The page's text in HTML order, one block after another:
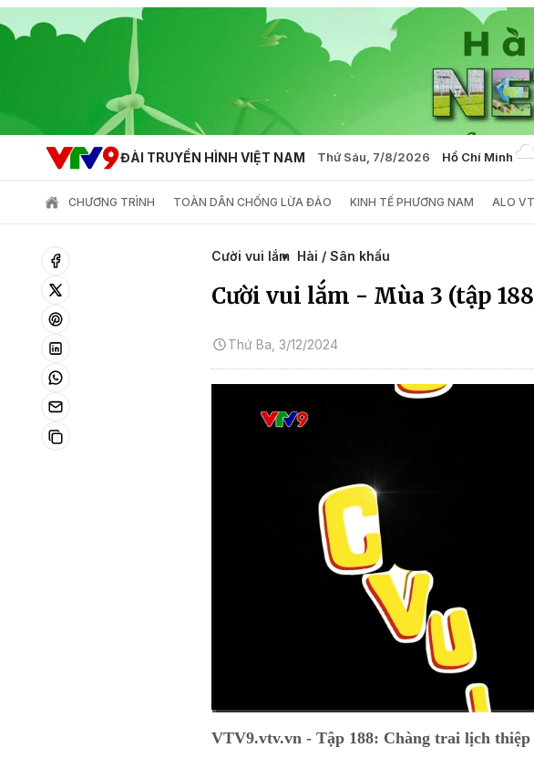
ĐÀI TRUYỀN HÌNH VIỆT NAM Thứ Sáu, 7/8/2026 Hồ Chí Minh
CHƯƠNG TRÌNH TOÀN DÂN CHỐNG LỪA ĐẢO KINH TẾ PHƯƠNG NAM ALO
Cười vui lắm Hài / Sân khấu
Cười vui lắm - Mùa 3 (tập
Thứ Ba, 3/12/2024
VTV9.vtv.vn - Tập 188: Chàng trai lịch thiệp